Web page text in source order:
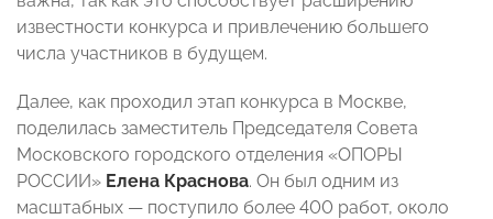
известности конкурса и привлечению большего
числа участников в будущем.
Далее, как проходил этап конкурса в Москве,
поделилась заместитель Председателя Совета
Московского городского отделения «ОПОРЫ
РОССИИ» Елена Краснова. Он был одним из
масштабных — поступило более 400 работ, около